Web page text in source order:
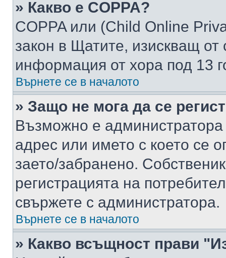
» Какво е COPPA?
COPPA или (Child Online
закон в Щатите, изискващ от
информация от хора под 13
Върнете се в началото
» Защо не мога да се
Възможно е
адрес или името с което се
заето/забранено.
регистрацията на
свържете с администратора.
Върнете се в началото
» Какво всъщност прави